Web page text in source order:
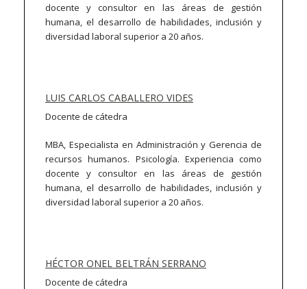
docente y consultor en las áreas de gestión
humana, el desarrollo de habilidades, inclusión y
diversidad laboral superior a 20 años.
LUIS CARLOS CABALLERO VIDES
Docente de cátedra
MBA, Especialista en Administración y Gerencia de
recursos humanos. Psicología. Experiencia como
docente y consultor en las áreas de gestión
humana, el desarrollo de habilidades, inclusión y
diversidad laboral superior a 20 años.
HÉCTOR ONEL BELTRÁN SERRANO
Docente de cátedra